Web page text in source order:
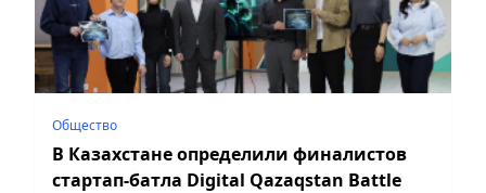
Общество
В Казахстане определили финалистов
стартап-батла Digital Qazaqstan Battle